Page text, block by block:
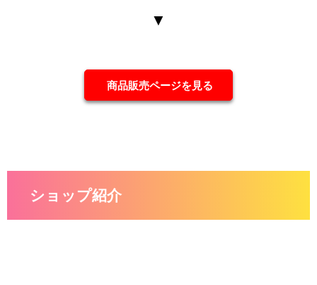
▼
商品販売ページを見る
ショップ紹介